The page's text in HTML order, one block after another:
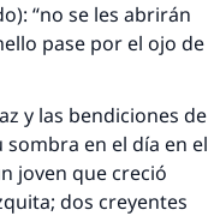
“no se les abrirán
pase por el ojo de
y las bendiciones de
sombra en el día en el
joven que creció
dos creyentes